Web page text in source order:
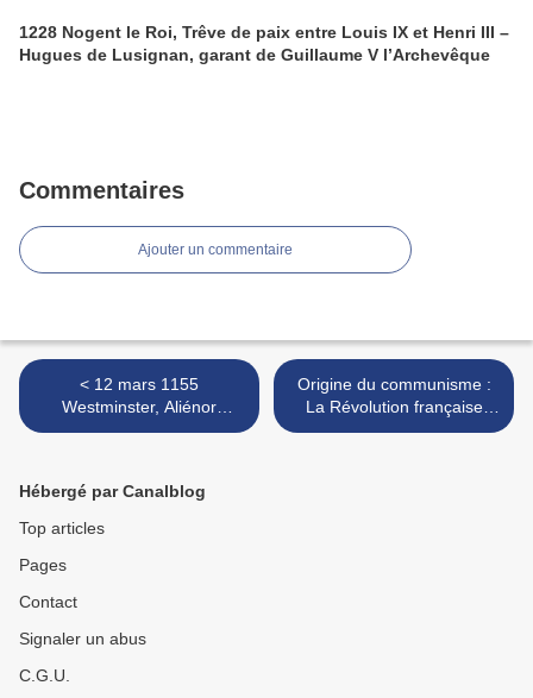
1228 Nogent le Roi, Trêve de paix entre Louis IX et Henri III –
Hugues de Lusignan, garant de Guillaume V l’Archevêque
Commentaires
Ajouter un commentaire
< 12 mars 1155
Westminster, Aliénor
d’Aquitaine octroi des
Gironde).
Origine du communisme :
La Révolution française
comme prémisse du
Hébergé par Canalblog
Top articles
Pages
Contact
Signaler un abus
C.G.U.